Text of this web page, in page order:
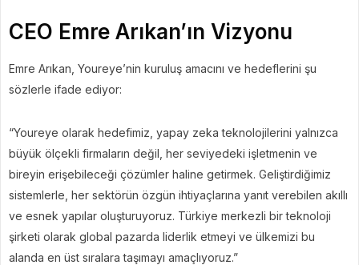
CEO Emre Arıkan’ın Vizyonu
Emre Arıkan, Youreye’nin kuruluş amacını ve hedeflerini şu
sözlerle ifade ediyor:
“Youreye olarak hedefimiz, yapay zeka teknolojilerini yalnızca
büyük ölçekli firmaların değil, her seviyedeki işletmenin ve
bireyin erişebileceği çözümler haline getirmek. Geliştirdiğimiz
sistemlerle, her sektörün özgün ihtiyaçlarına yanıt verebilen akıllı
ve esnek yapılar oluşturuyoruz. Türkiye merkezli bir teknoloji
şirketi olarak global pazarda liderlik etmeyi ve ülkemizi bu
alanda en üst sıralara taşımayı amaçlıyoruz.”